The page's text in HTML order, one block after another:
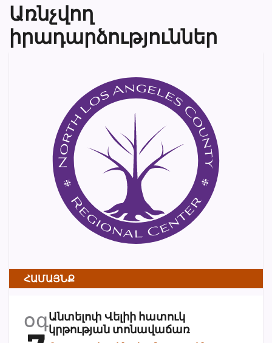
Առնչվող
իրադարձություններ
ՀԱՄԱՅՆՔ
օգԱնտելոփ Վելիի հատուկ
կրթության տոնավաճառ